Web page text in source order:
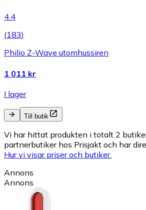
4.4
(183)
Philio Z-Wave utomhussiren
1 011 kr
I lager
Till butik
Vi har hittat produkten i totalt 2
partnerbutiker hos Prisjakt och har
Hur vi visar priser och butiker.
Annons
Annons